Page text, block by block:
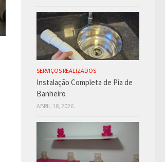
SERVIÇOS REALIZADOS
Instalação Completa de Pia de
Banheiro
ABRIL 18, 2026